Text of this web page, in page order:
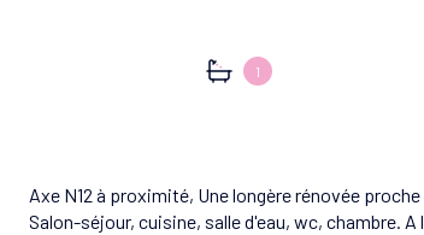
1
Axe N12 à proximité, Une longère rénovée
Salon-séjour, cuisine, salle d'eau, wc, chambre.